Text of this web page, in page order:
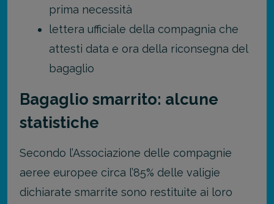
prima necessità
lettera ufficiale della compagnia che
attesti data e ora della riconsegna del
bagaglio
Bagaglio smarrito: alcune
statistiche
Secondo l’Associazione delle compagnie
aeree europee circa l’85% delle valigie
dichiarate smarrite sono restituite ai loro